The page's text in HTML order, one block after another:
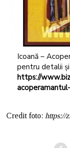
Icoană –
pentru detalii și
https://
Credit foto: https://